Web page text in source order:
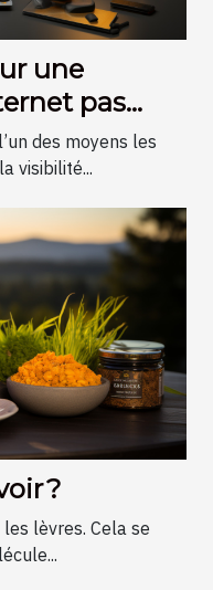
une
pas
des moyens les
visibilité...
?
lèvres. Cela se